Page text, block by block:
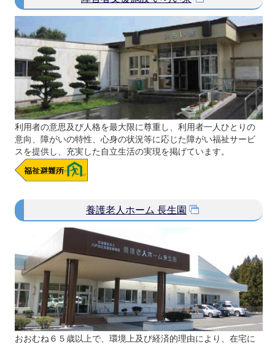
利用者の意思及び人格を最大限に尊重し、利用者一人ひとりの
意向、障がいの特性、心身の状況等に応じた障がい福祉サービ
スを提供し、充実した自立生活の実現を掲げています。
養護老人ホーム 長生園
おおむね６５歳以上で、環境上及び経済的理由により、在宅に